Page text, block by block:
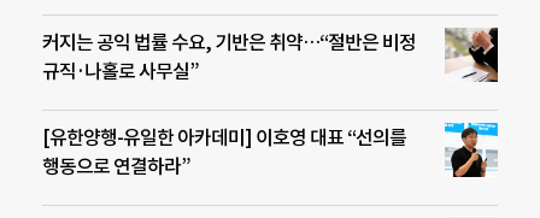
커지는 공익 법률 수요, 기반은 취약…“절반은 비정
규직·나홀로 사무실”
[유한양행-유일한 아카데미] 이호영 대표 “선의를
행동으로 연결하라”